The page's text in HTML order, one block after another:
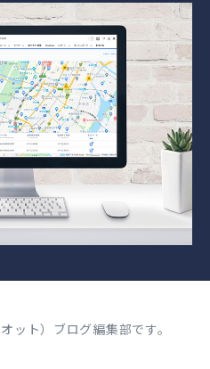
ット）ブログ編集部です。